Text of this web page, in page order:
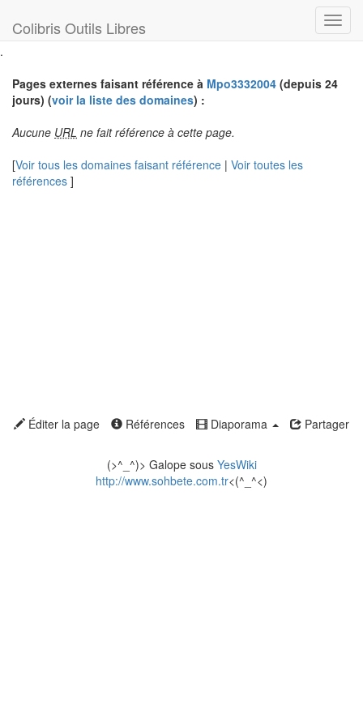
Colibris Outils Libres
.
Pages externes faisant référence à Mpo3332004 (depuis 24
jours) (voir la liste des domaines) :
Aucune URL ne fait référence à cette page.
[Voir tous les domaines faisant référence | Voir toutes les
références ]
Éditer la page Références Diaporama Partager
(>^_^)> Galope sous YesWiki
http://www.sohbete.com.tr<(^_^<)